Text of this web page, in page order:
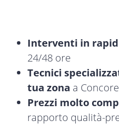
Interventi in
24/48 ore
Tecnici
tua zona a
Prezzi molto
rapporto qualità-